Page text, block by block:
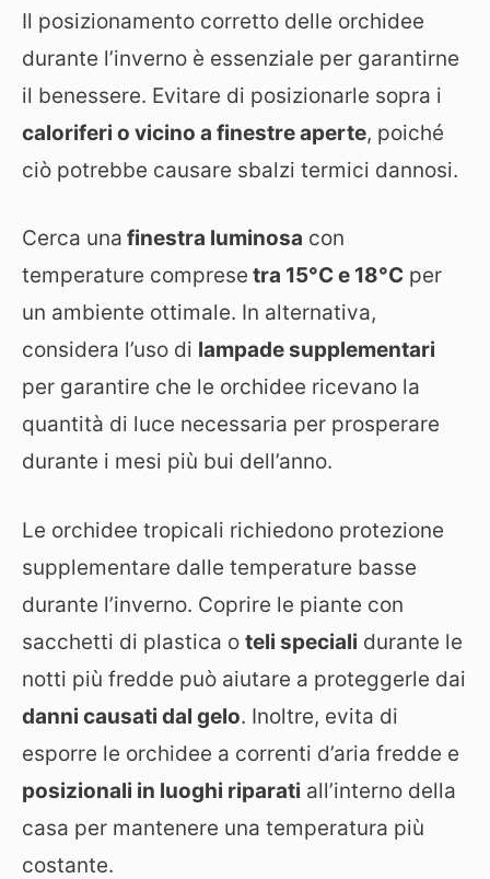
Il posizionamento corretto delle orchidee
durante l’inverno è essenziale per garantirne
il benessere. Evitare di posizionarle sopra i
caloriferi o vicino a finestre aperte, poiché
ciò potrebbe causare sbalzi termici dannosi.
Cerca una finestra luminosa con
temperature comprese tra 15°C e 18°C per
un ambiente ottimale. In alternativa,
considera l’uso di lampade supplementari
per garantire che le orchidee ricevano la
quantità di luce necessaria per prosperare
durante i mesi più bui dell’anno.
Le orchidee tropicali richiedono protezione
supplementare dalle temperature basse
durante l’inverno. Coprire le piante con
sacchetti di plastica o teli speciali durante le
notti più fredde può aiutare a proteggerle dai
danni causati dal gelo. Inoltre, evita di
esporre le orchidee a correnti d’aria fredde e
posizionali in luoghi riparati all’interno della
casa per mantenere una temperatura più
costante.